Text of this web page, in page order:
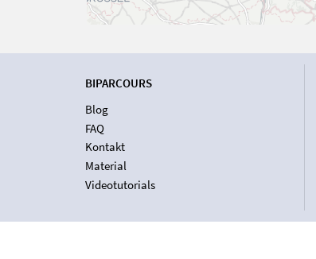
BIPARCOURS
Blog
FAQ
Kontakt
Material
Videotutorials